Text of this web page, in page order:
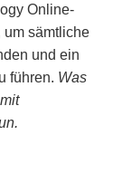
Online-
um sämtliche
und ein
führen. Was